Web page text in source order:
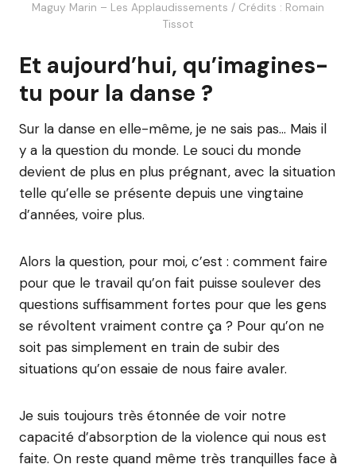
Maguy Marin – Les Applaudissements / Crédits : Romain
Tissot
Et aujourd’hui, qu’imagines-
tu pour la danse ?
Sur la danse en elle-même, je ne sais pas… Mais il
y a la question du monde. Le souci du monde
devient de plus en plus prégnant, avec la situation
telle qu’elle se présente depuis une vingtaine
d’années, voire plus.
Alors la question, pour moi, c’est : comment faire
pour que le travail qu’on fait puisse soulever des
questions suffisamment fortes pour que les gens
se révoltent vraiment contre ça ? Pour qu’on ne
soit pas simplement en train de subir des
situations qu’on essaie de nous faire avaler.
Je suis toujours très étonnée de voir notre
capacité d’absorption de la violence qui nous est
faite. On reste quand même très tranquilles face à